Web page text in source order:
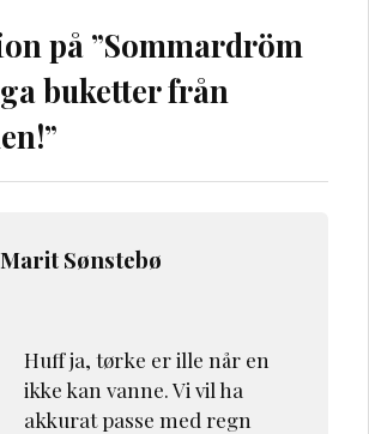
på ”Sommardröm
buketter från
”
Marit Sønstebø
Huff ja, tørke er ille når en
ikke kan vanne. Vi vil ha
akkurat passe med regn